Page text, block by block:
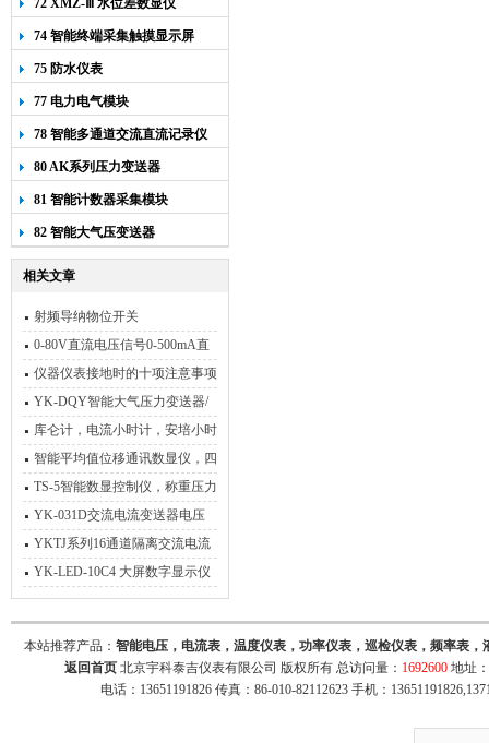
72 XMZ-Ⅲ 水位差数显仪
74 智能终端采集触摸显示屏
75 防水仪表
77 电力电气模块
78 智能多通道交流直流记录仪
80 AK系列压力变送器
81 智能计数器采集模块
82 智能大气压变送器
相关文章
射频导纳物位开关
0-80V直流电压信号0-500mA直
流电流信号源 可以订制
仪器仪表接地时的十项注意事项
YK-DQY智能大气压力变送器/
采集器
库仑计，电流小时计，安培小时
计，安培库仑计
智能平均值位移通讯数显仪，四
通道位移平均值
TS-5智能数显控制仪，称重压力
表
YK-031D交流电流变送器电压
信号隔离转换模块
YKTJ系列16通道隔离交流电流
电压采集转换器
YK-LED-10C4 大屏数字显示仪
本站推荐产品： 智能电压，电流表，温度仪表，功率仪表，巡检仪表，频率表
返回首页 北京宇科泰吉仪表有限公司 版权所有 总访问量： 1692600 地址
电话：13651191826 传真：86-010-82112623 手机：